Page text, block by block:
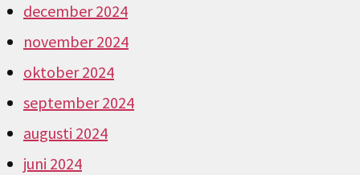
december 2024
november 2024
oktober 2024
september 2024
augusti 2024
juni 2024